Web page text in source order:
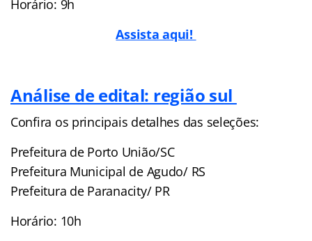
Horário: 9h
Assista aqui!
Análise de edital: região sul
Confira os principais detalhes das seleções:
Prefeitura de Porto União/SC
Prefeitura Municipal de Agudo/ RS
Prefeitura de Paranacity/ PR
Horário: 10h